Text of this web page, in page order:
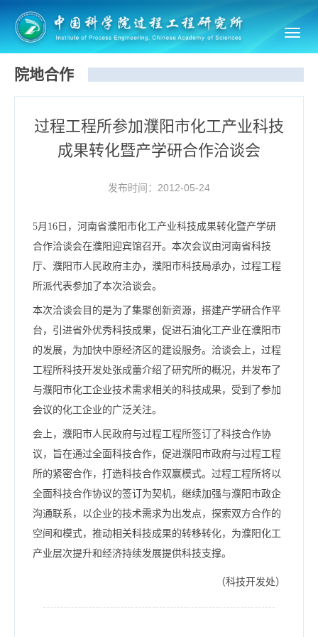
院地合作
过程工程所参加濮阳市化工产业科技
成果转化暨产学研合作洽谈会
发布时间：2012-05-24
5月16日，河南省濮阳市化工产业科技成果转化暨产学研
合作洽谈会在濮阳迎宾馆召开。本次会议由河南省科技
厅、濮阳市人民政府主办，濮阳市科技局承办，过程工程
所派代表参加了本次洽谈会。
本次洽谈会目的是为了集聚创新资源，搭建产学研合作平
台，引进省外优秀科技成果，促进石油化工产业在濮阳市
的发展，为加快中原经济区的建设服务。洽谈会上，过程
工程所科技开发处张成蕾介绍了研究所的概况，并发布了
与濮阳市化工企业技术需求相关的科技成果，受到了参加
会议的化工企业的广泛关注。
会上，濮阳市人民政府与过程工程所签订了科技合作协
议，旨在通过全面科技合作，促进濮阳市政府与过程工程
所的紧密合作，打造科技合作双赢模式。过程工程所将以
全面科技合作协议的签订为契机，继续加强与濮阳市政企
沟通联系，以企业的技术需求为出发点，探索双方合作的
空间和模式，推动相关科技成果的转移转化，为濮阳化工
产业层次提升和经济持续发展提供科技支撑。
（科技开发处）